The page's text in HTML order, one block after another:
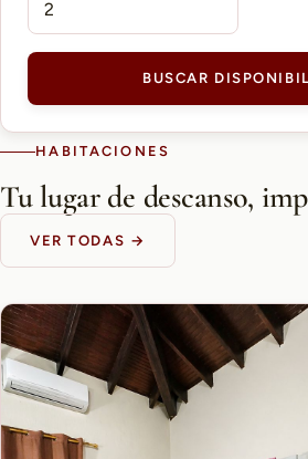
BUSCAR
HABITACIONES
Tu lugar de descanso,
VER TODAS →